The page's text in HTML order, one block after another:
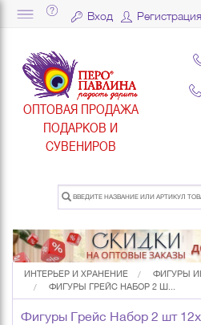
Вход Регистрация
ОПТОВАЯ ПРОДАЖА
ПОДАРКОВ И
СУВЕНИРОВ
ИНТЕРЬЕР И ХРАНЕНИЕ
ФИГУРЫ
ФИГУРЫ ГРЕЙС НАБОР 2 Ш...
Фигуры Грейс Набор 2 шт